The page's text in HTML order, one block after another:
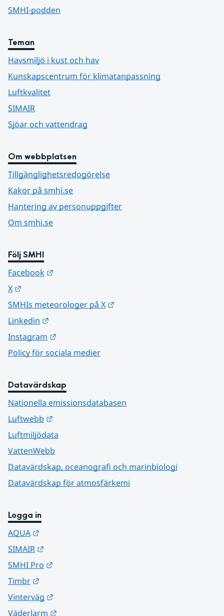
SMHI-podden
Teman
Havsmiljö i kust och hav
Kunskapscentrum för klimatanpassning
Luftkvalitet
SIMAIR
Sjöar och vattendrag
Om webbplatsen
Tillgänglighetsredogörelse
Kakor på smhi.se
Hantering av personuppgifter
Om smhi.se
Följ SMHI
Facebook
X
SMHIs meteorologer på X
Linkedin
Instagram
Policy för sociala medier
Datavärdskap
Nationella emissionsdatabasen
Luftwebb
Luftmiljödata
VattenWebb
Datavärdskap, oceanografi och marinbiologi
Datavärdskap för atmosfärkemi
Logga in
AQUA
SIMAIR
SMHI Pro
Timbr
Vinterväg
Väderlarm